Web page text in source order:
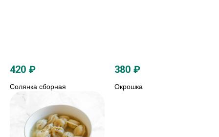
420 ₽
Солянка сборная
380 ₽
Окрошка